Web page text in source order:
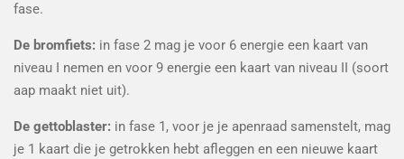
fase.
De bromfiets: in fase 2 mag je voor 6 energie een kaart van
niveau I nemen en voor 9 energie een kaart van niveau II (soort
aap maakt niet uit).
De gettoblaster: in fase 1, voor je je apenraad samenstelt, mag
je 1 kaart die je getrokken hebt afleggen en een nieuwe kaart